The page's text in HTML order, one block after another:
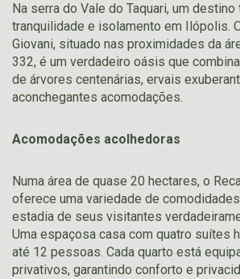
Na serra do Vale do Taquari, um
tranquilidade e isolamento em Ilópolis.
Giovani, situado nas proximidades da
332, é um verdadeiro oásis que
de árvores centenárias, ervais
aconchegantes acomodações.
Acomodações acolhedoras
Numa área de quase 20 hectares, o
oferece uma variedade de
estadia de seus visitantes
Uma espaçosa casa com quatro suítes
até 12 pessoas. Cada quarto está
privativos, garantindo conforto e